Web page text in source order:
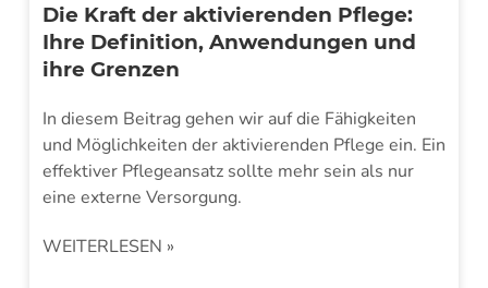
Die Kraft der aktivierenden Pflege:
Ihre Definition, Anwendungen und
ihre Grenzen
In diesem Beitrag gehen wir auf die Fähigkeiten
und Möglichkeiten der aktivierenden Pflege ein. Ein
effektiver Pflegeansatz sollte mehr sein als nur
eine externe Versorgung.
WEITERLESEN »